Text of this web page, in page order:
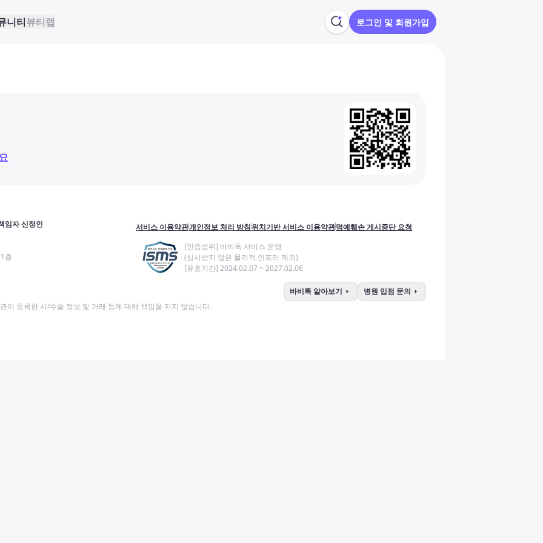
니티뷰티랩 로그인 및 회원가입
임자 신정인
층
서비스 이용약관개인정보 처리 방침위치기반 서비스 이용약관명예훼손 게시중단 요청
[인증범위] 바비톡 서비스 운영
(심사받지 않은 물리적 인프라 제외)
[유효기간] 2024.02.07 ~ 2027.02.06
바비톡 알아보기 arrow_right 병원 입점 문의 arrow_right
이 등록한 시/수술 정보 및 거래 등에 대해 책임을 지지 않습니다.